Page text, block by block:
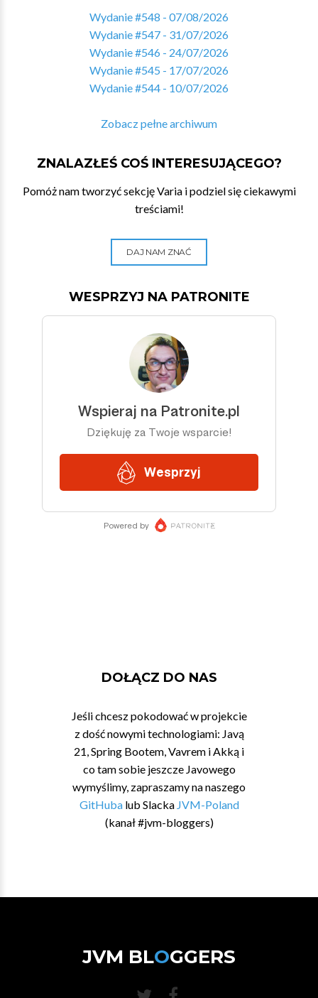
Wydanie #548 - 07/08/2026
Wydanie #547 - 31/07/2026
Wydanie #546 - 24/07/2026
Wydanie #545 - 17/07/2026
Wydanie #544 - 10/07/2026
Zobacz pełne archiwum
ZNALAZŁEŚ COŚ INTERESUJĄCEGO?
Pomóż nam tworzyć sekcję Varia i podziel się ciekawymi
treściami!
DAJ NAM ZNAĆ
WESPRZYJ NA PATRONITE
DOŁĄCZ DO NAS
Jeśli chcesz pokodować w projekcie
z dość nowymi technologiami: Javą
21, Spring Bootem, Vavrem i Akką i
co tam sobie jeszcze Javowego
wymyślimy, zapraszamy na naszego
GitHubalub Slacka JVM-Poland
(kanał #jvm-bloggers)
JVM BLOGGERS